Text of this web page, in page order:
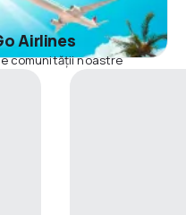
Airlines
comunității noastre